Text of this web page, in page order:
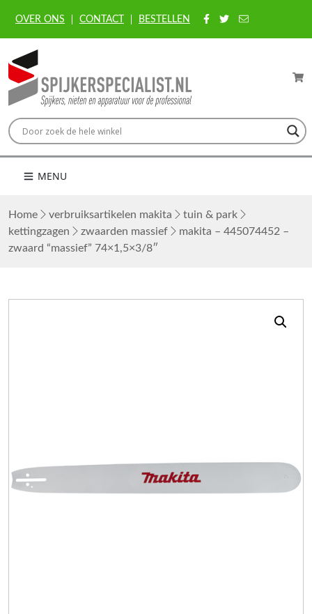
OVER ONS CONTACT BESTELLEN
MENU
Home verbruiksartikelen makita
tuin & park
kettingzagen
zwaarden massief
makita – 445074452 –
zwaard “massief” 74×1,5×3/8″